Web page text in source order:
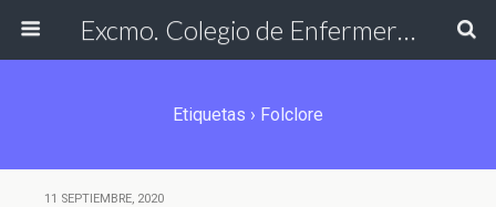
Excmo. Colegio de Enfermería de Cádiz
Etiquetas › Folclore
11 SEPTIEMBRE, 2020